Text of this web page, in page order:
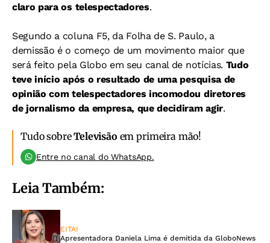
claro para os telespectadores.
Segundo a coluna F5, da Folha de S. Paulo, a
demissão é o começo de um movimento maior que
será feito pela Globo em seu canal de notícias. Tudo
teve início após o resultado de uma pesquisa de
opinião com telespectadores incomodou diretores
de jornalismo da empresa, que decidiram agir.
Tudo sobreTelevisão em primeira mão!
Entre no canal do WhatsApp.
Leia Também:
EITA!
Apresentadora Daniela Lima é demitida da GloboNews